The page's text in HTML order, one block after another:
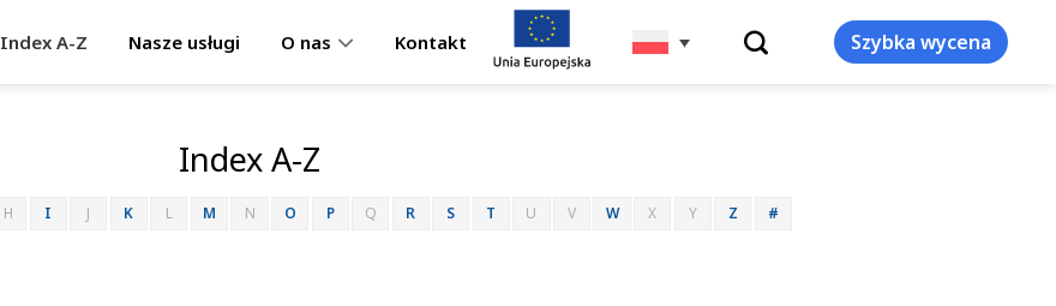
Index A-Z Nasze usługi O nas Kontakt WYSZUKIWARKA
Szybka wycena
Index A-Z
H I J K L M N O P Q R S T U V W X Y Z #